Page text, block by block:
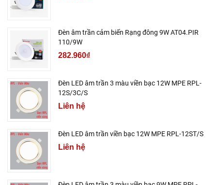
Đèn âm trần cảm biến Rạng đông 9W AT04.PIR
110/9W
282.960₫
Đèn LED âm trần 3 màu viền bạc 12W MPE RPL-
12S/3C/S
Liên hệ
Đèn LED âm trần viền bạc 12W MPE RPL-12ST/S
Liên hệ